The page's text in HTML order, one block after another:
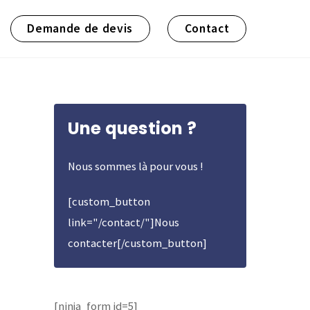
Demande de devis Contact
Une question ?
Nous sommes là pour vous !
[custom_button
link="/contact/"]Nous
contacter[/custom_button]
[ninja_form id=5]